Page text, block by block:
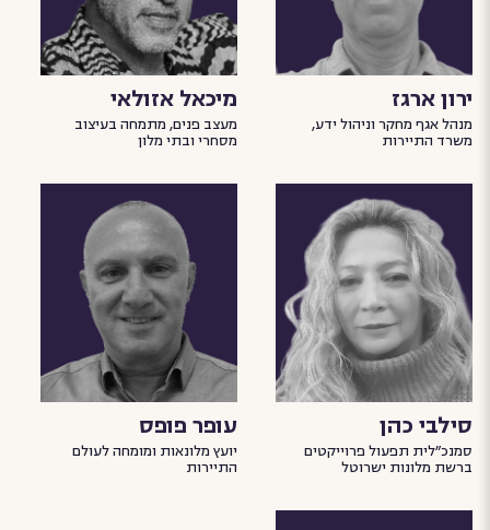
ירון ארגז
מנהל אגף מחקר וניהול ידע,
משרד התיירות
מיכאל אזולאי
מעצב פנים, מתמחה בעיצוב
מסחרי ובתי מלון
סילבי כהן
סמנכ״לית תפעול פרוייקטים
ברשת מלונות ישרוטל
עופר פופס
יועץ מלונאות ומומחה לעולם
התיירות